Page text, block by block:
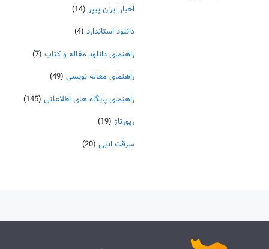
اخبار ایران پیپر (14)
دانلود استاندارد (4)
راهنمای دانلود مقاله و کتاب (7)
راهنمای مقاله نویسی (49)
راهنمای پایگاه های اطلاعاتی (145)
رپورتاژ (19)
سرقت ادبی (20)